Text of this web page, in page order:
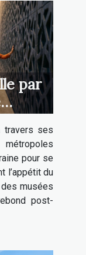
par
travers ses
pour se
l’appétit du
musées
post-